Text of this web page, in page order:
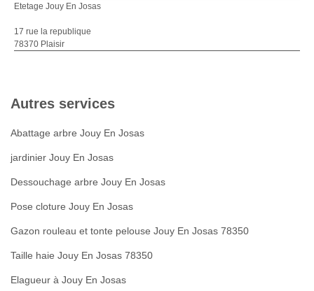
Etetage Jouy En Josas
17 rue la republique
78370 Plaisir
Autres services
Abattage arbre Jouy En Josas
jardinier Jouy En Josas
Dessouchage arbre Jouy En Josas
Pose cloture Jouy En Josas
Gazon rouleau et tonte pelouse Jouy En Josas 78350
Taille haie Jouy En Josas 78350
Elagueur à Jouy En Josas